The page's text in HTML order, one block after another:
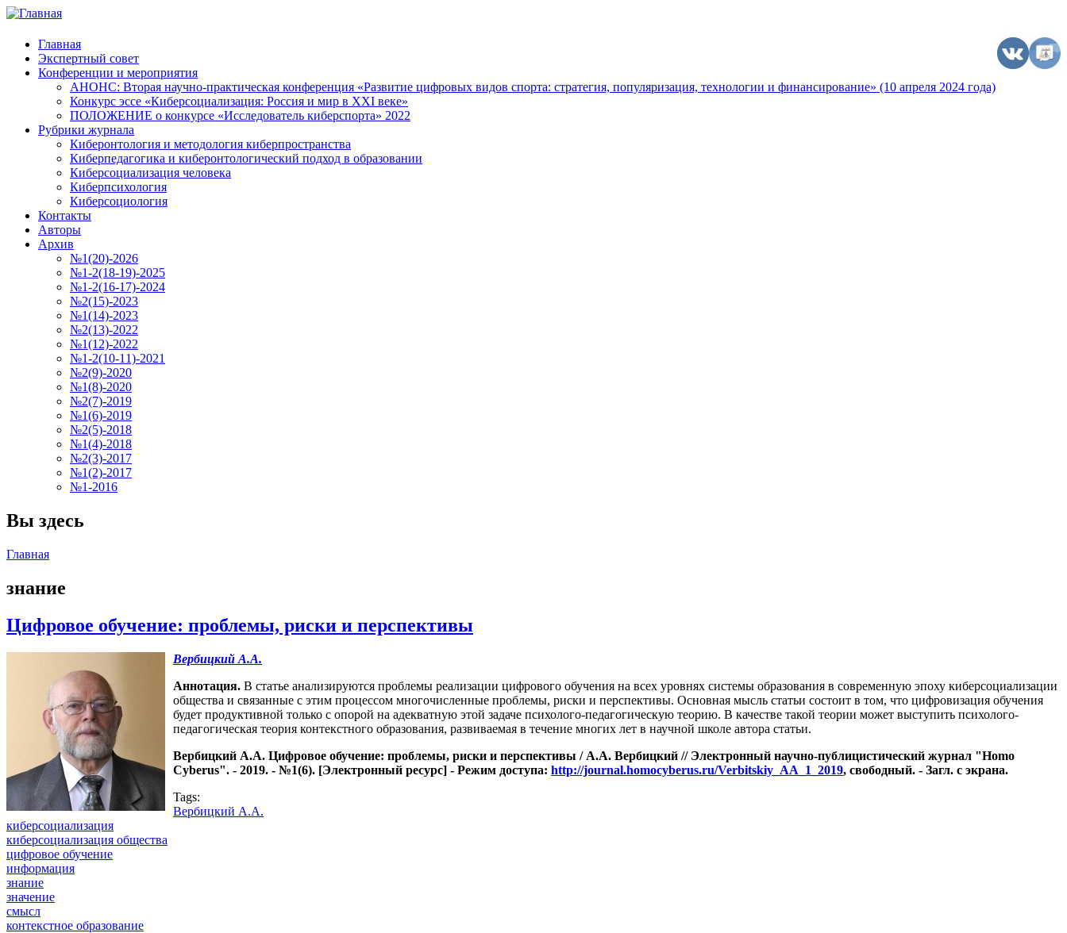
Главная
Экспертный совет
Конференции и мероприятия
АНОНС: Вторая научно-практическая конференция «Развитие цифровых видов спорта: стратегия, популяризация, технологии и финансирование» (10 апреля 2024 года)
Конкурс эссе «Киберсоциализация: Россия и мир в XXI веке»
ПОЛОЖЕНИЕ о конкурсе «Исследователь киберспорта» 2022
Рубрики журнала
Киберонтология и методология киберпространства
Киберпедагогика и киберонтологический подход в образовании
Киберсоциализация человека
Киберпсихология
Киберсоциология
Контакты
Авторы
Архив
№1(20)-2026
№1-2(18-19)-2025
№1-2(16-17)-2024
№2(15)-2023
№1(14)-2023
№2(13)-2022
№1(12)-2022
№1-2(10-11)-2021
№2(9)-2020
№1(8)-2020
№2(7)-2019
№1(6)-2019
№2(5)-2018
№1(4)-2018
№2(3)-2017
№1(2)-2017
№1-2016
Вы здесь
Главная
знание
Цифровое обучение: проблемы, риски и перспективы
Вербицкий А.А.
Аннотация. В статье анализируются проблемы реализации цифрового обучения на всех уровнях системы образования в современную эпоху киберсоциализации
общества и связанные с этим процессом многочисленные проблемы, риски и перспективы. Основная мысль статьи состоит в том, что цифровизация обучения
будет продуктивной только с опорой на адекватную этой задаче психолого-педагогическую теорию. В качестве такой теории может выступить психолого-
педагогическая теория контекстного образования, развиваемая в течение многих лет в научной школе автора статьи.
Вербицкий А.А. Цифровое обучение: проблемы, риски и перспективы / А.А. Вербицкий // Электронный научно-публицистический журнал "Homo
Cyberus". - 2019. - №1(6). [Электронный ресурс] - Режим доступа: http://journal.homocyberus.ru/Verbitskiy_AA_1_2019, свободный. - Загл. с экрана.
Tags:
Вербицкий А.А.
киберсоциализация
киберсоциализация общества
цифровое обучение
информация
знание
значение
смысл
контекстное образование